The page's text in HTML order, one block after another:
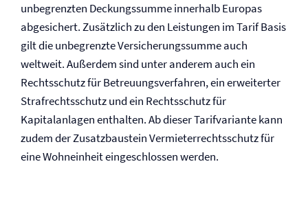
unbegrenzten Deckungssumme innerhalb Europas
abgesichert. Zusätzlich zu den Leistungen im Tarif Basis
gilt die unbegrenzte Versicherungssumme auch
weltweit. Außerdem sind unter anderem auch ein
Rechtsschutz für Betreuungsverfahren, ein erweiterter
Straf­rechtsschutz und ein Rechtsschutz für
Kapitalanlagen enthalten. Ab dieser Tarifvariante kann
zudem der Zusatzbaustein Vermieter­rechtsschutz für
eine Wohneinheit eingeschlossen werden.